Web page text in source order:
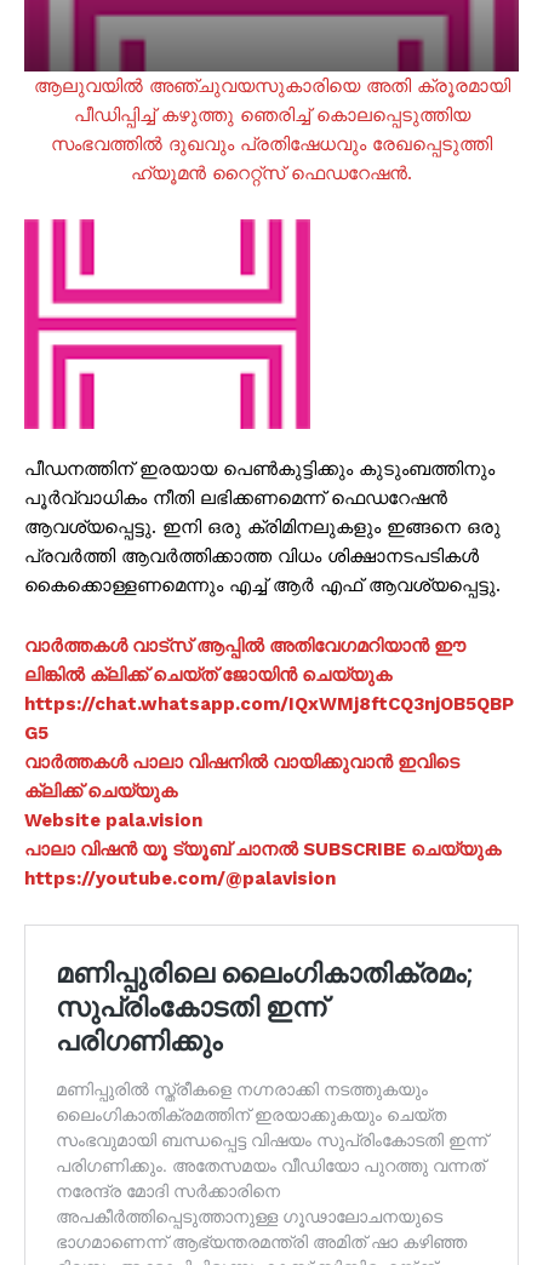
ആലുവയിൽ അഞ്ചുവയസുകാരിയെ അതി ക്രൂരമായി
പീഡിപ്പിച്ച് കഴുത്തു ഞെരിച്ച് കൊലപ്പെടുത്തിയ
സംഭവത്തിൽ ദുഖവും പ്രതിഷേധവും രേഖപ്പെടുത്തി
ഹ്യൂമൻ റൈറ്റ്സ് ഫെഡറേഷൻ.
പീഡനത്തിന് ഇരയായ പെൺകുട്ടിക്കും കുടുംബത്തിനും
പൂർവ്വാധികം നീതി ലഭിക്കണമെന്ന് ഫെഡറേഷൻ
ആവശ്യപ്പെട്ടു. ഇനി ഒരു ക്രിമിനലുകളും ഇങ്ങനെ ഒരു
പ്രവർത്തി ആവർത്തിക്കാത്ത വിധം ശിക്ഷാനടപടികൾ
കൈക്കൊള്ളണമെന്നും എച്ച് ആർ എഫ് ആവശ്യപ്പെട്ടു.
വാർത്തകൾ വാട്സ് ആപ്പിൽ അതിവേഗമറിയാൻ ഈ
ലിങ്കിൽ ക്ലിക്ക് ചെയ്ത് ജോയിൻ ചെയ്യുക
https://chat.whatsapp.com/IQxWMj8ftCQ3njOB5QBP
G5
വാർത്തകൾ പാലാ വിഷനിൽ വായിക്കുവാൻ ഇവിടെ
ക്ലിക്ക് ചെയ്യുക
Website pala.vision
പാലാ വിഷൻ യൂ ട്യൂബ് ചാനൽ SUBSCRIBE ചെയ്യുക
https://youtube.com/@palavision